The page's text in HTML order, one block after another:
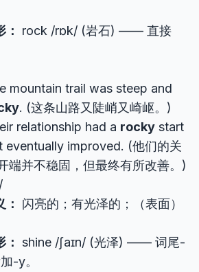
rock /rɒk/ (岩石) —— 直接
mountain trail was steep and
. (这条山路又陡峭又崎岖。)
relationship had a rocky start
eventually improved. (他们的关
端并不稳固，但最终有所改善。)
闪亮的；有光泽的；（表面）
shine /ʃaɪn/ (光泽) —— 词尾-
-y。